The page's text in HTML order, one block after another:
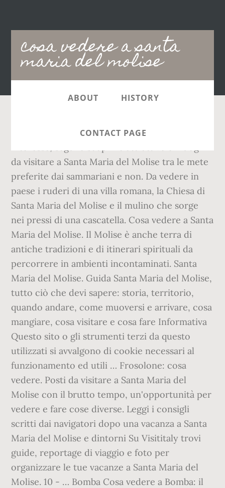
cosa vedere a santa
maria del molise
Main
navigation
ABOUT HISTORY
CONTACT PAGE
Consigli di Viaggio. Visita i migliori punti d'
da visitare a Santa Maria del Molise tra le mete
preferite dai sammariani e non. Da vedere in
paese i ruderi di una villa romana, la Chiesa di
Santa Maria del Molise e il mulino che sorge
nei pressi di una cascatella. Cosa vedere a Santa
Maria del Molise. Il Molise è anche terra di
antiche tradizioni e di itinerari spirituali da
percorrere in ambienti incontaminati. Santa
Maria del Molise. Guida Santa Maria del Molise,
tutto ciò che devi sapere: storia, territorio,
quando andare, come muoversi e arrivare, cosa
mangiare, cosa visitare e cosa fare Informativa
Questo sito o gli strumenti terzi da questo
utilizzati si avvalgono di cookie necessari al
funzionamento ed utili … Frosolone: cosa
vedere. Posti da visitare a Santa Maria del
Molise con il brutto tempo, un'opportunità per
vedere e fare cose diverse. Leggi i consigli
scritti dai navigatori dopo una vacanza a Santa
Maria del Molise e dintorni Su Visititaly trovi
guide, reportage di viaggio e foto per
organizzare le tue vacanze a Santa Maria del
Molise. 10 - … Bomba Cosa vedere a Bomba: il